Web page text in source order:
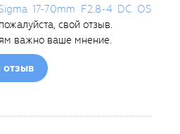
17-70mm F2.8-4 DC OS
свой отзыв.
важно ваше мнение.
отзыв